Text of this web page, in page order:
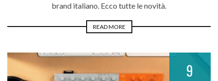
brand italiano. Ecco tutte le novità.
READ MORE
9